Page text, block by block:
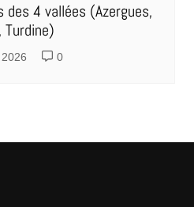
des 4 vallées (Azergues,
Turdine)
0